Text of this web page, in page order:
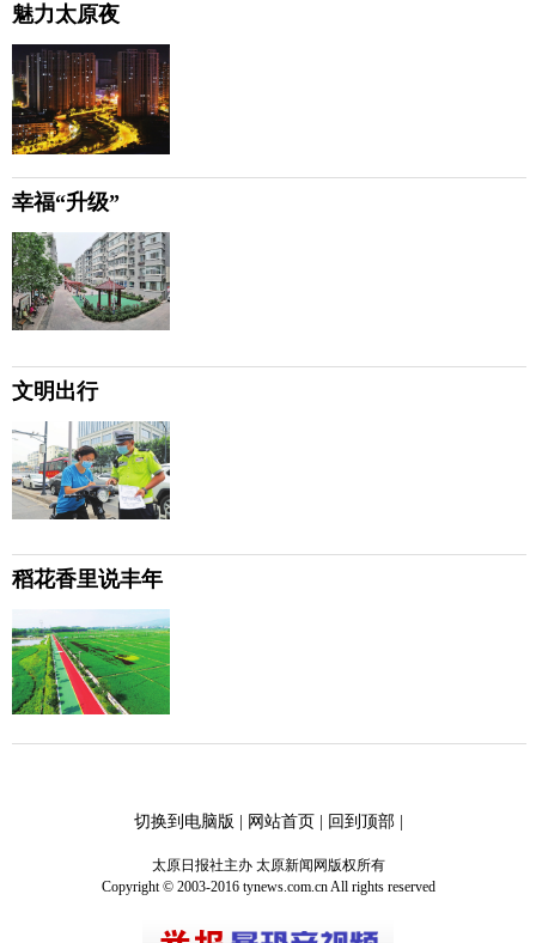
魅力太原夜
幸福“升级”
文明出行
稻花香里说丰年
切换到电脑版 | 网站首页| 回到顶部|
太原日报社主办 太原新闻网版权所有
Copyright © 2003-2016 tynews.com.cn All rights reserved